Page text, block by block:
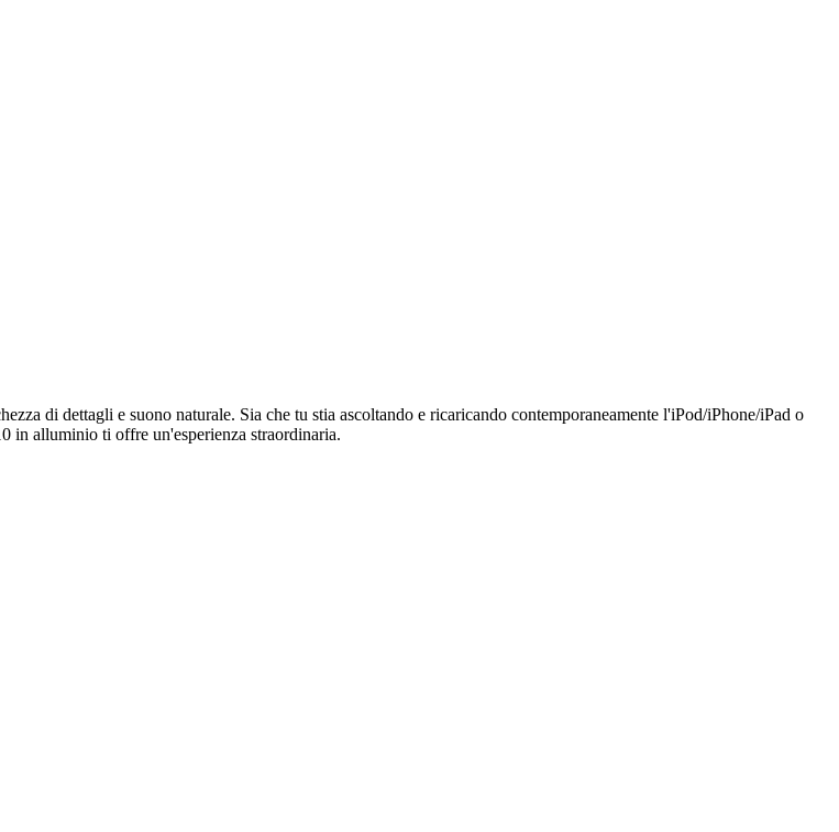
di dettagli e suono naturale. Sia che tu stia ascoltando e ricaricando contemporaneamente l'iPod/iPhone/iPad o
in alluminio ti offre un'esperienza straordinaria.